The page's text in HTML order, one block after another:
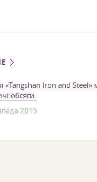
«Tangshan Iron and
обсяги.
2015